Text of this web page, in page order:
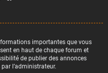
importantes que vous
en haut de chaque forum et
de publier des annonces
l’administrateur.